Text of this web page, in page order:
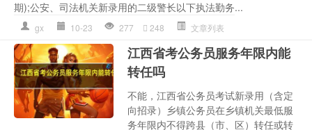
期);公安、司法机关新录用的二级警长以下执法勤务...
gx 10-23 277 248 文章列表
江西省考公务员服务年限内能
转任吗
不能，江西省公务员考试新录用（含定
向招录）乡镇公务员在乡镇机关最低服
务年限内不得跨县（市、区）转任或转